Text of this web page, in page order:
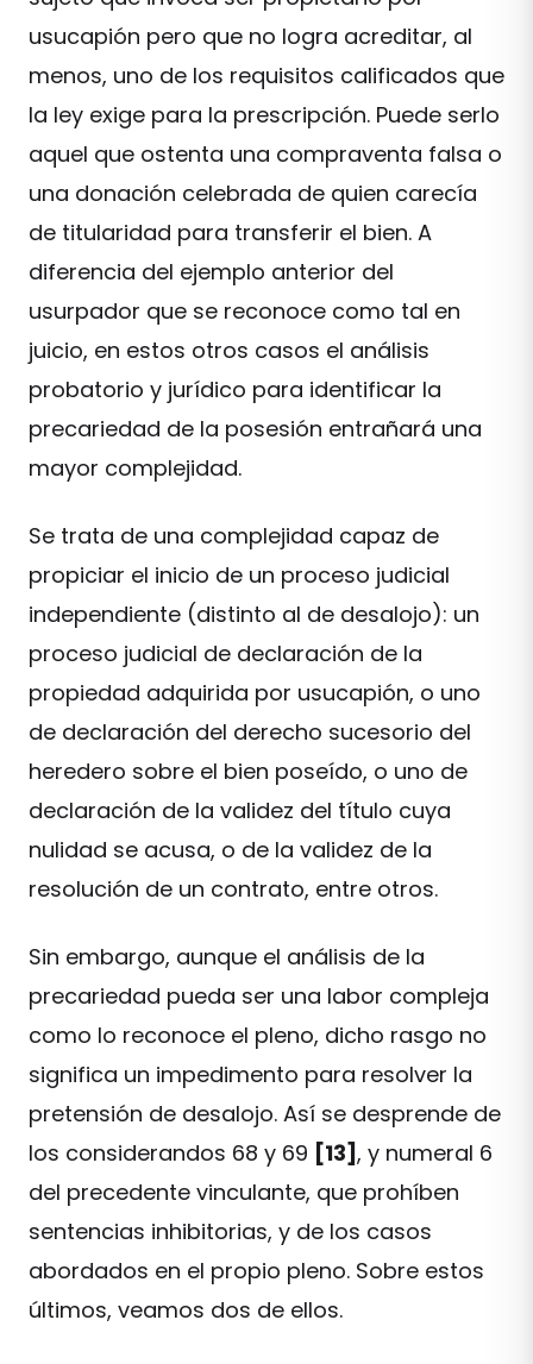
usucapión pero que no logra acreditar, al
menos, uno de los requisitos calificados que
la ley exige para la prescripción. Puede serlo
aquel que ostenta una compraventa falsa o
una donación celebrada de quien carecía
de titularidad para transferir el bien. A
diferencia del ejemplo anterior del
usurpador que se reconoce como tal en
juicio, en estos otros casos el análisis
probatorio y jurídico para identificar la
precariedad de la posesión entrañará una
mayor complejidad.
Se trata de una complejidad capaz de
propiciar el inicio de un proceso judicial
independiente (distinto al de desalojo): un
proceso judicial de declaración de la
propiedad adquirida por usucapión, o uno
de declaración del derecho sucesorio del
heredero sobre el bien poseído, o uno de
declaración de la validez del título cuya
nulidad se acusa, o de la validez de la
resolución de un contrato, entre otros.
Sin embargo, aunque el análisis de la
precariedad pueda ser una labor compleja
como lo reconoce el pleno, dicho rasgo no
significa un impedimento para resolver la
pretensión de desalojo. Así se desprende de
los considerandos 68 y 69 [13] , y numeral 6
del precedente vinculante, que prohíben
sentencias inhibitorias, y de los casos
abordados en el propio pleno. Sobre estos
últimos, veamos dos de ellos.